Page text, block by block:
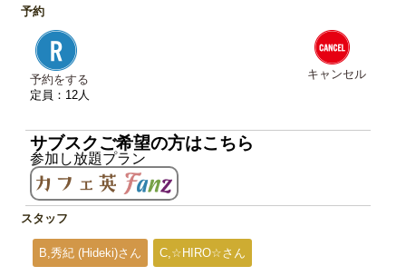
予約
予約をする
定員：12人
キャンセル
サブスクご希望の方はこちら
参加し放題プラン
スタッフ
B,秀紀 (Hideki)さん C,☆HIRO☆さん